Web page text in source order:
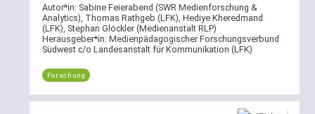
Autor*in: Sabine Feierabend (SWR Medienforschung &
Analytics), Thomas Rathgeb (LFK), Hediye Kheredmand
(LFK), Stephan Glöckler (Medienanstalt RLP)
Herausgeber*in: Medienpädagogischer Forschungsverbund
Südwest c/o Landesanstalt für Kommunikation (LFK)
Forschung